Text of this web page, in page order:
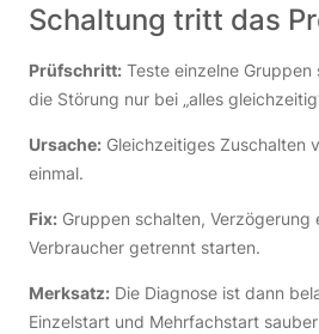
Schaltung tritt das
Prüfschritt: Teste einzelne
die Störung nur bei „alles
Ursache: Gleichzeitiges Zuschalten
einmal.
Fix: Gruppen schalten, Verzögerung
Verbraucher getrennt starten.
Merksatz: Die Diagnose ist dann
Einzelstart und Mehrfachstart